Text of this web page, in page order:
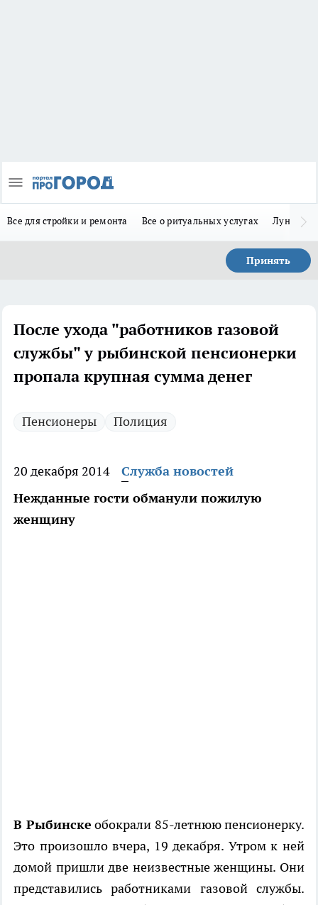
Все для стройки и ремонта Все о ритуальных услугах Лунно-
Принять
После ухода "работников газовой
службы" у рыбинской пенсионерки
пропала крупная сумма денег
Пенсионеры Полиция
20 декабря 2014
Служба новостей
Нежданные гости обманули пожилую
женщину
В Рыбинске обокрали 85-летнюю пенсионерку.
Это произошло вчера, 19 декабря. Утром к ней
домой пришли две неизвестные женщины. Они
представились работниками газовой службы.